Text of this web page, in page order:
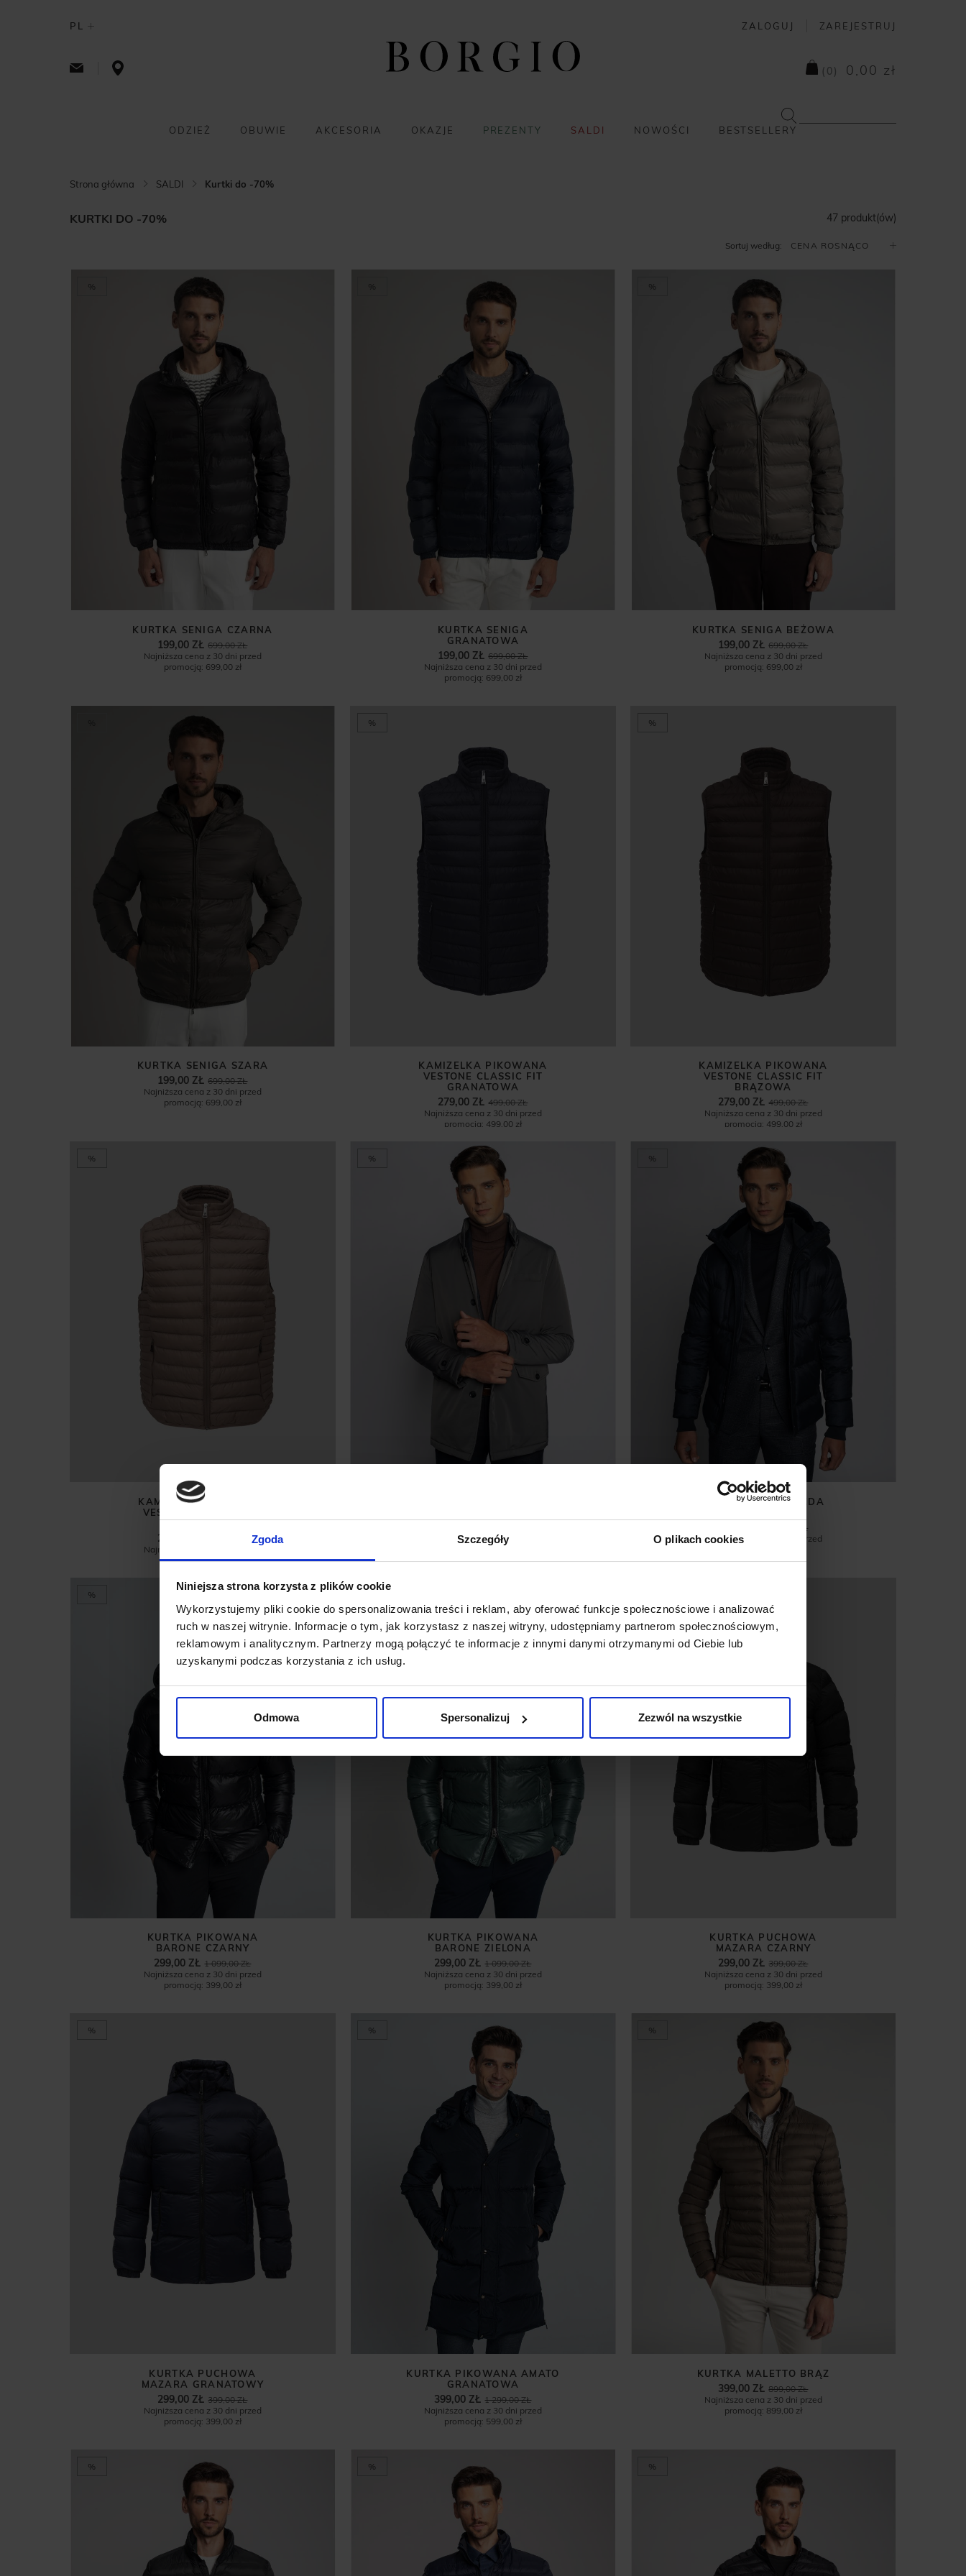
Zgoda Szczegóły O plikach cookies
Niniejsza strona korzysta z plików cookie
Wykorzystujemy pliki cookie do spersonalizowania treści i reklam, aby oferować funkcje społecznościowe i analizować
ruch w naszej witrynie. Informacje o tym, jak korzystasz z naszej witryny, udostępniamy partnerom społecznościowym,
reklamowym i analitycznym. Partnerzy mogą połączyć te informacje z innymi danymi otrzymanymi od Ciebie lub
uzyskanymi podczas korzystania z ich usług.
Odmowa Spersonalizuj Zezwól na wszystkie
PL ZALOGUJ ZAREJESTRUJ
( 0 ) 0,00 zł
ODZIEŻ OBUWIE AKCESORIA OKAZJE PREZENTY SALDI NOWOŚCI BESTSELLERY
Strona główna SALDI Kurtki do -70%
KURTKI DO -70% 47 produkt(ów)
Sortuj według:
KURTKA SENIGA CZARNA
699,00 ZŁ
199,00 ZŁ
Najniższa cena z 30 dni przed
promocją: 699,00 zł
KURTKA SENIGA
GRANATOWA
699,00 ZŁ
199,00 ZŁ
Najniższa cena z 30 dni przed
promocją: 699,00 zł
KURTKA SENIGA BEŻOWA
699,00 ZŁ
199,00 ZŁ
Najniższa cena z 30 dni przed
promocją: 699,00 zł
KURTKA SENIGA SZARA
699,00 ZŁ
199,00 ZŁ
Najniższa cena z 30 dni przed
promocją: 699,00 zł
%
KAMIZELKA PIKOWANA
VESTONE CLASSIC FIT
GRANATOWA
499,00 ZŁ
279,00 ZŁ
Najniższa cena z 30 dni przed
promocją: 499,00 zł
%
KAMIZELKA PIKOWANA
VESTONE CLASSIC FIT
BRĄZOWA
499,00 ZŁ
279,00 ZŁ
Najniższa cena z 30 dni przed
promocją: 499,00 zł
%
KAMIZELKA PIKOWANA
VESTONE CLASSIC FIT
BEŻOWA
279,00 ZŁ
Najniższa cena z 30 dni przed
promocją: 499,00 zł
%
Najniższa cena z 30 dni przed
499,00 zł
%
KURTKA MĘSKA MEDA
999,00 ZŁ
Najniższa cena z 30 dni przed
%
KURTKA PIKOWANA
BARONE CZARNY
1 099,00 ZŁ
299,00 ZŁ
Najniższa cena z 30 dni przed
promocją: 399,00 zł
KURTKA PIKOWANA
BARONE ZIELONA
1 099,00 ZŁ
299,00 ZŁ
Najniższa cena z 30 dni przed
promocją: 399,00 zł
KURTKA PUCHOWA
MAZARA CZARNY
399,00 ZŁ
299,00 ZŁ
Najniższa cena z 30 dni przed
promocją: 399,00 zł
%
KURTKA PUCHOWA
MAZARA GRANATOWY
399,00 ZŁ
299,00 ZŁ
Najniższa cena z 30 dni przed
promocją: 399,00 zł
%
KURTKA PIKOWANA AMATO
GRANATOWA
1 299,00 ZŁ
399,00 ZŁ
Najniższa cena z 30 dni przed
promocją: 599,00 zł
%
KURTKA MALETTO BRĄZ
899,00 ZŁ
399,00 ZŁ
Najniższa cena z 30 dni przed
promocją: 899,00 zł
% % %